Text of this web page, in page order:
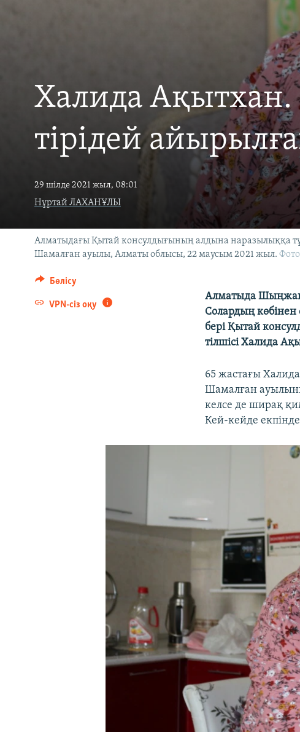
Халида
тірідей
29 шілде 2021 жыл, 08:01
Нұртай ЛАХАНҰЛЫ
Алматыдағы Қытай консулдығының алдына наразылыққа
Шамалған ауылы, Алматы облысы, 22 маусым 2021 жыл.
Бөлісу
VPN-сіз оқу
Алматыда
Солардың
бері Қытай
тілшісі Халида
65 жастағы
Шамалған
келсе де ширақ
Кей-кейде